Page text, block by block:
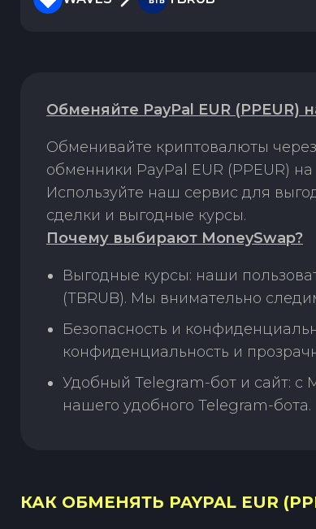
Обменяйте PayPal EUR (PPEUR)
Обменивайте криптовалюты
обменники PayPal EUR (PPEUR)
Используйте наш сервис для
сделки и выгодные курсы.
Почему выбирают MoneySwap?
Выгодные курсы: наши
(TBRUB). Мы внимательно
Безопасность и
конфиденциальность и
Удобный Telegram-бот и сайт: с
нашего удобного Telegram-бота.
КАК ОБМЕНЯТЬ PAYPAL EUR